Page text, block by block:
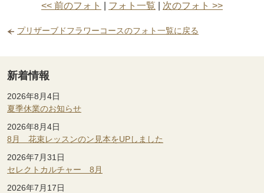
<< 前のフォト フォト一覧 次のフォト >>
プリザーブドフラワーコースのフォト一覧に戻る
新着情報
2026年8月4日
夏季休業のお知らせ
2026年8月4日
8月 花束レッスンのン見本をUPしました
2026年7月31日
セレクトカルチャー 8月
2026年7月17日